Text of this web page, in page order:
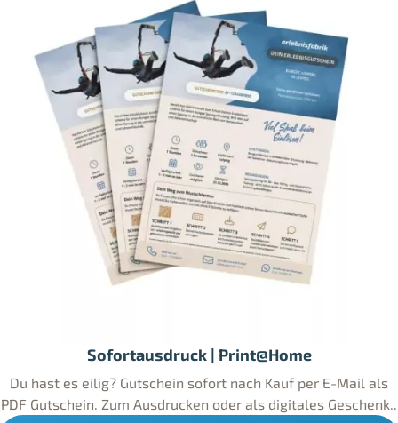
Sofortausdruck | Print@Home
Du hast es eilig? Gutschein sofort nach Kauf per E-Mail als
PDF Gutschein. Zum Ausdrucken oder als digitales Geschenk..